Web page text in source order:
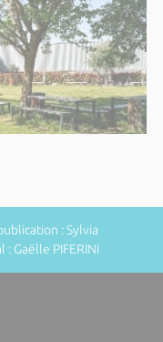
: Sylvia
Gaëlle PIFERINI